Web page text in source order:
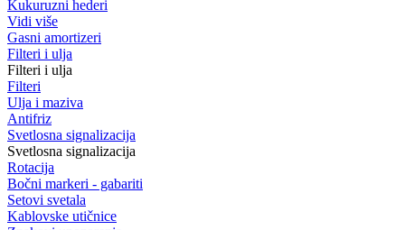
Kukuruzni hederi
Vidi više
Gasni amortizeri
Filteri i ulja
Filteri i ulja
Filteri
Ulja i maziva
Antifriz
Svetlosna signalizacija
Svetlosna signalizacija
Rotacija
Bočni markeri - gabariti
Setovi svetala
Kablovske utičnice